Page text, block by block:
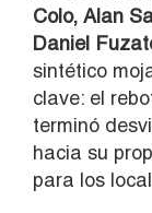
Colo, Alan
Daniel
sintético
clave: el
terminó
hacia su
para los